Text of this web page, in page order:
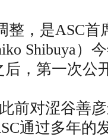
整，是ASC
Shibuya）
，第一次公
前对涩谷善
通过多年的